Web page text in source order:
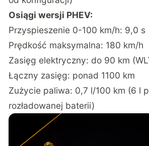
Osiągi wersji PHEV:
Przyspieszenie 0-100 km/h: 9,0 s
Prędkość maksymalna: 180 km/h
Zasięg elektryczny: do 90 km
Łączny zasięg: ponad 1100 km
Zużycie paliwa: 0,7 l/100 km (6 l
rozładowanej baterii)